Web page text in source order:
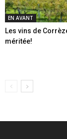
EN AVANT
Les vins de
méritée!